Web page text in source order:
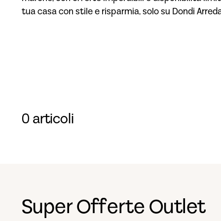
tua casa con stile e risparmia, solo su Dondi
0 articoli
Super Offerte Outlet